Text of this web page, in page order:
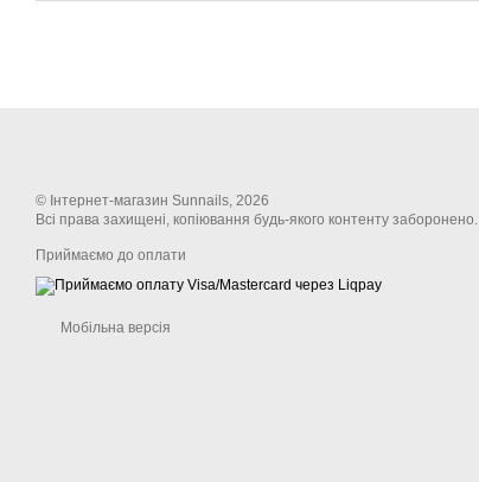
© Інтернет-магазин Sunnails, 2026
Всі права захищені, копіювання будь-якого контенту заборонено.
Приймаємо до оплати
Мобільна версія